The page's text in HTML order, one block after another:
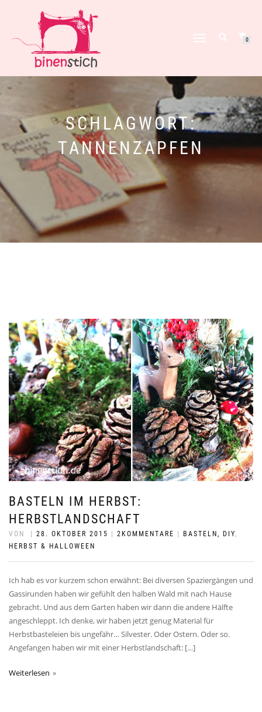
0
SCHLAGWORT:
TANNENZAPFEN
BASTELN IM HERBST:
HERBSTLANDSCHAFT
VON 28. OKTOBER 2015 2KOMMENTARE BASTELN, DIY,
HERBST & HALLOWEEN
Ich hab es vor kurzem schon erwähnt: Bei diversen Spaziergängen und
Gassirunden haben wir gefühlt den halben Wald mit nach Hause
gebracht. Und aus dem Garten haben wir dann die andere Hälfte
angeschleppt. Ich denke, wir haben jetzt genug Material für
Herbstbasteleien bis ungefähr… Silvester. Oder Ostern. Oder so.
Angefangen haben wir mit einer Herbstlandschaft: […]
Weiterlesen